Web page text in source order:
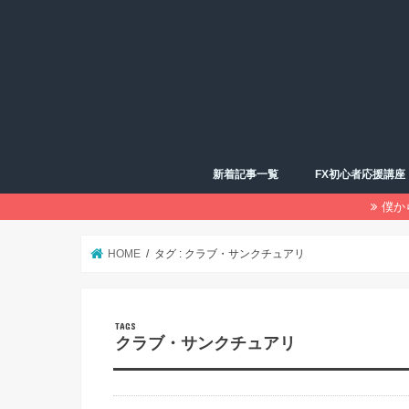
新着記事一覧 FX初心者応援講座
僕か
HOME タグ : クラブ・サンクチュアリ
クラブ・サンクチュアリ